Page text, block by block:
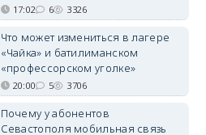
17:02 6 3326
Что может измениться в лагере
«Чайка» и батилиманском
«профессорском уголке»
20:00 5 3706
Почему у абонентов
Севастополя мобильная связь